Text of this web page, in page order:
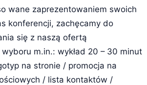
wane zaprezentowaniem swoich
konferencji, zachęcamy do
się z naszą ofertą
m.in.: wykład 20 – 30 minut
na stronie / promocja na
/ lista kontaktów /